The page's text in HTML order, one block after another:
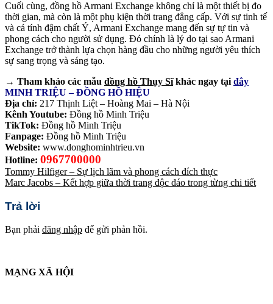
Cuối cùng, đồng hồ Armani Exchange không chỉ là một thiết bị đo
thời gian, mà còn là một phụ kiện thời trang đẳng cấp. Với sự tinh tế
và cá tính đậm chất Ý, Armani Exchange mang đến sự tự tin và
phong cách cho người sử dụng. Đó chính là lý do tại sao Armani
Exchange trở thành lựa chọn hàng đầu cho những người yêu thích
sự sang trọng và sáng tạo.
→ Tham khảo các mẫu đồng hồ Thụy Sĩkhác ngay tại đây
MINH TRIỆU – ĐỒNG HỒ HIỆU
Địa chỉ: 217 Thịnh Liệt – Hoàng Mai – Hà Nội
Kênh Youtube: Đồng hồ Minh Triệu
TikTok: Đồng hồ Minh Triệu
Fanpage: Đồng hồ Minh Triệu
Website: www.donghominhtrieu.vn
Hotline: 0967700000
Tommy Hilfiger – Sự lịch lãm và phong cách đích thực
Marc Jacobs – Kết hợp giữa thời trang độc đáo trong từng chi tiết
Trả lời
Bạn phải đăng nhập để gửi phản hồi.
MẠNG XÃ HỘI